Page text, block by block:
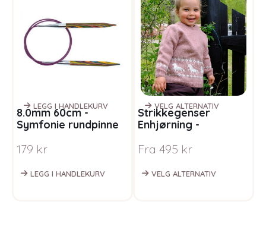
LEGG I HANDLEKURV
8.0mm 60cm -
Symfonie rundpinne
179 kr
LEGG I HANDLEKURV
VELG ALTERNATIV
Strikkegenser
Enhjørning -
Pure Eco Baby Wool
Fra 495 kr
VELG ALTERNATIV